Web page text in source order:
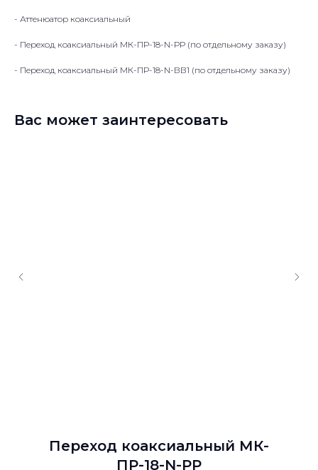
- Аттенюатор коаксиальный
- Переход коаксиальный МК-ПР-18-N-РР (по отдельному заказу)
- Переход коаксиальный МК-ПР-18-N-ВВ1 (по отдельному заказу)
Вас может заинтересовать
Переход коаксиальный МК-
ПР-18-N-РР